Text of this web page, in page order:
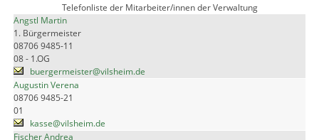
Telefonliste der Mitarbeiter/innen der Verwaltung
Angstl Martin
1. Bürgermeister
08706 9485-11
08 - 1.OG
buergermeister@vilsheim.de
Augustin Verena
08706 9485-21
01
kasse@vilsheim.de
Fischer Andrea